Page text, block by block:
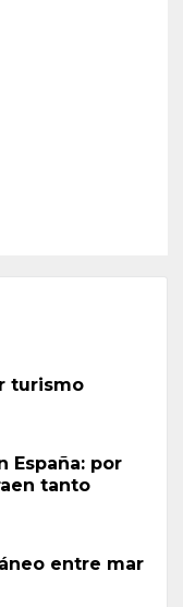
turismo
España: por
tanto
entre mar